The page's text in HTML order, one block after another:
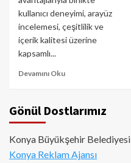
kullanıcı deneyimi, arayüz
incelemesi, çeşitlilik ve
içerik kalitesi üzerine
kapsamlı...
Devamını Oku
Gönül Dostlarımız
Konya Büyükşehir Belediyesi
Konya Reklam Ajansı